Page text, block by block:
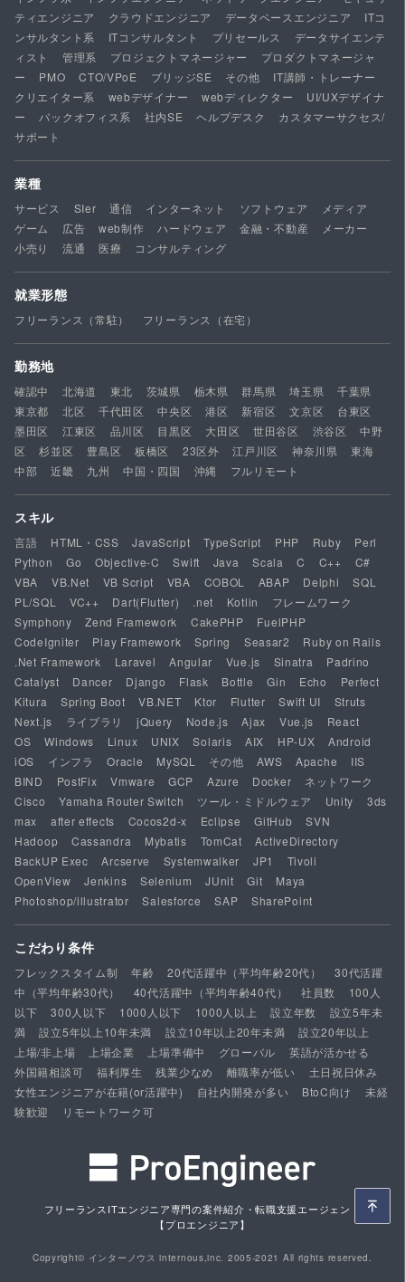
ティエンジニア
クラウドエンジニア データベースエンジニア
ITコ
ンサルタント系
ITコンサルタント プリセールス
データサイエンテ
ィスト
管理系 プロジェクトマネージャー
プロダクトマネージャ
ー
PMO CTO/VPoE ブリッジSE その他
IT講師・トレーナー
クリエイター系
webデザイナー webディレクター
UI/UXデザイナ
ー
バックオフィス系 社内SE ヘルプデスク
カスタマーサクセス/
サポート
業種
サービス SIer 通信 インターネット ソフトウェア
メディア
ゲーム
広告 web制作 ハードウェア 金融・不動産
メーカー
小売り
流通 医療 コンサルティング
就業形態
フリーランス（常駐） フリーランス（在宅）
勤務地
確認中 北海道 東北 茨城県 栃木県 群馬県 埼玉県
千葉県
東京都
北区 千代田区 中央区 港区 新宿区 文京区
台東区
墨田区
江東区 品川区 目黒区 大田区 世田谷区 渋谷区
中野
区
杉並区 豊島区 板橋区 23区外 江戸川区 神奈川県
東海
中部
近畿 九州 中国・四国 沖縄 フルリモート
スキル
言語 HTML・CSS JavaScript TypeScript PHP Ruby
Perl
Python
Go Objective-C Swift Java Scala C C++
C#
VBA
VB.Net VB Script VBA COBOL ABAP Delphi
SQL
PL/SQL
VC++ Dart(Flutter) .net Kotlin
フレームワーク
Symphony
Zend Framework CakePHP
FuelPHP
CodeIgniter
Play Framework Spring Seasar2
Ruby on Rails
.Net Framework
Laravel Angular Vue.js Sinatra
Padrino
Catalyst
Dancer Django Flask Bottle Gin Echo
Perfect
Kitura
Spring Boot VB.NET Ktor Flutter Swift UI
Struts
Next.js
ライブラリ jQuery Node.js Ajax Vue.js
React
OS
Windows Linux UNIX Solaris AIX HP-UX
Android
iOS
インフラ Oracle MySQL その他 AWS Apache
IIS
BIND
PostFix Vmware GCP Azure Docker
ネットワーク
Cisco
Yamaha Router Switch ツール・ミドルウェア Unity
3ds
max
after effects Cocos2d-x Eclipse GitHub
SVN
Hadoop
Cassandra Mybatis TomCat
ActiveDirectory
BackUP Exec
Arcserve Systemwalker JP1
Tivoli
OpenView
Jenkins Selenium JUnit Git
Maya
Photoshop/illustrator
Salesforce SAP SharePoint
こだわり条件
フレックスタイム制 年齢 20代活躍中（平均年齢20代）
30代活躍
中（平均年齢30代）
40代活躍中（平均年齢40代） 社員数
100人
以下
300人以下 1000人以下 1000人以上 設立年数
設立5年未
満
設立5年以上10年未満 設立10年以上20年未満
設立20年以上
上場/非上場
上場企業 上場準備中 グローバル
英語が活かせる
外国籍相談可
福利厚生 残業少なめ 離職率が低い
土日祝日休み
女性エンジニアが在籍(or活躍中)
自社内開発が多い BtoC向け
未経
験歓迎
リモートワーク可
フリーランスITエンジニア専門の案件紹介・転職支援エージェント
【プロエンジニア】
Copyright© インターノウス internous,inc. 2005-2021 All rights reserved.